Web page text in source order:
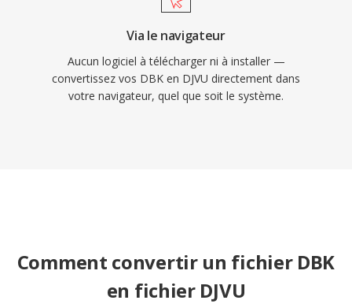
Via le navigateur
Aucun logiciel à télécharger ni à installer —
convertissez vos DBK en DJVU directement dans
votre navigateur, quel que soit le système.
Comment convertir un fichier DBK
en fichier DJVU